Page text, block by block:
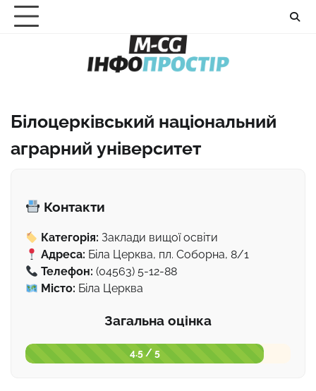
Перейти
Білоцерківський національний
аграрний університет
Контакти
Категорія: Заклади вищої освіти
Адреса: Біла Церква, пл. Соборна, 8/1
Телефон: (04563) 5-12-88
Місто: Біла Церква
Загальна оцінка
4.5 / 5